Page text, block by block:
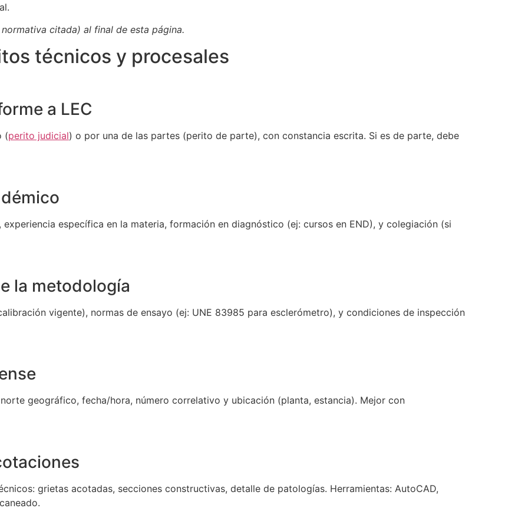
citada) al final de esta página.
técnicos y procesales
a LEC
(perito judicial) o por una de las partes (perito de parte), con constancia escrita. Si es de parte, debe
específica en la materia, formación en diagnóstico (ej: cursos en END), y colegiación (si
la metodología
vigente), normas de ensayo (ej: UNE 83985 para esclerómetro), y condiciones de inspección
geográfico, fecha/hora, número correlativo y ubicación (planta, estancia). Mejor con
grietas acotadas, secciones constructivas, detalle de patologías. Herramientas: AutoCAD,